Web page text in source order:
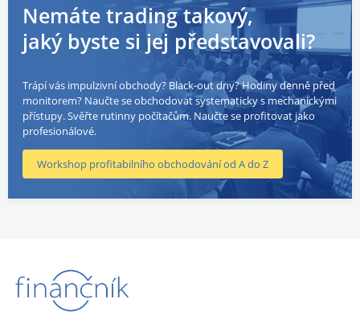
Nemáte trading takový,
jaký byste si jej představovali?
Trápí vás impulzivní obchody? Black-out dny? Hodiny denně před
monitorem? Naučte se obchodovat systematicky s mechanickými
přístupy. Svěřte rutinny počítačům. Naučte se profitovat jako
profesionálové.
Workshop profitabilního obchodování od A do Z